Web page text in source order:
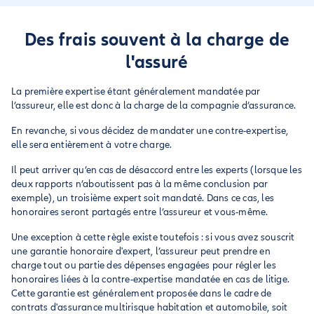
Des frais souvent à la charge de
l'assuré
La première expertise étant généralement mandatée par
l’assureur, elle est donc à la charge de la compagnie d’assurance.
En revanche, si vous décidez de mandater une contre-expertise,
elle sera entièrement à votre charge.
Il peut arriver qu’en cas de désaccord entre les experts (lorsque les
deux rapports n’aboutissent pas à la même conclusion par
exemple), un troisième expert soit mandaté. Dans ce cas, les
honoraires seront partagés entre l’assureur et vous-même.
Une exception à cette règle existe toutefois : si vous avez souscrit
une garantie honoraire d'expert, l’assureur peut prendre en
charge tout ou partie des dépenses engagées pour régler les
honoraires liées à la contre-expertise mandatée en cas de litige.
Cette garantie est généralement proposée dans le cadre de
contrats d'assurance multirisque habitation et automobile, soit